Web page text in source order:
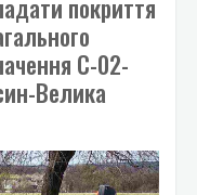
покриття
С-02-
Велика